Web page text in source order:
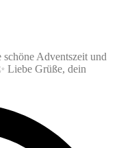
Adventszeit und
Liebe Grüße, dein